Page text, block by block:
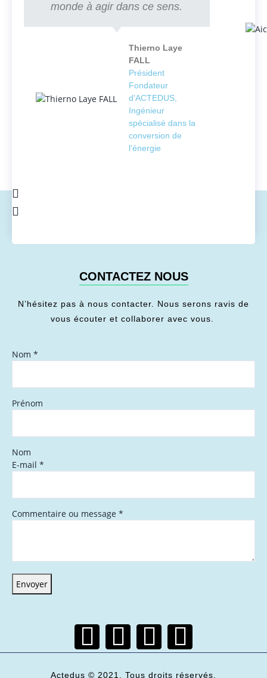
monde à agir dans ce sens.
Thierno Laye
FALL
Président
Fondateur
d'ACTEDUS,
Ingénieur
spécialisé dans la
conversion de
l'énergie
CONTACTEZ NOUS
N’hésitez pas à nous contacter. Nous serons ravis de
vous écouter et collaborer avec vous.
Nom *
Prénom
Nom
E-mail *
Commentaire ou message *
Envoyer
Actedus © 2021. Tous droits réservés.